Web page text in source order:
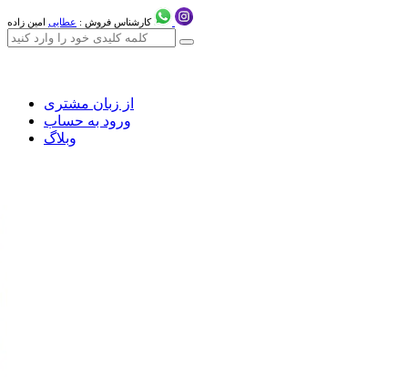
کارشناس فروش : عطایی امین زاده
از زبان مشتری
ورود به حساب
وبلاگ